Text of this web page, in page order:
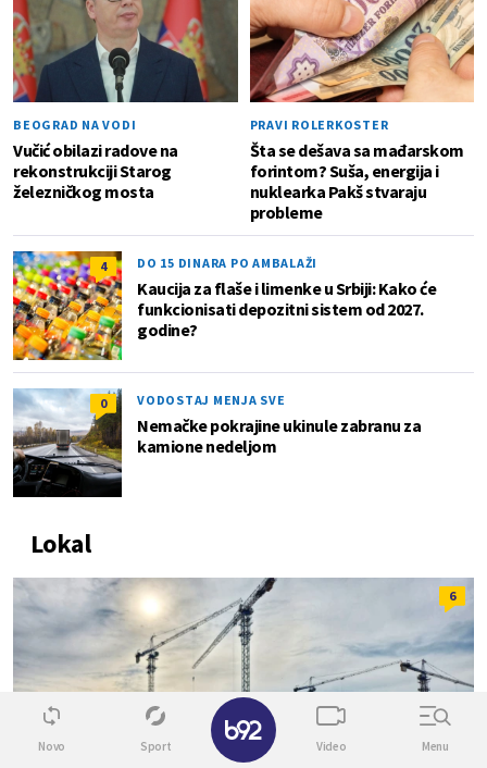
BEOGRAD NA VODI
Vučić obilazi radove na
rekonstrukciji Starog
železničkog mosta
PRAVI ROLERKOSTER
Šta se dešava sa mađarskom
forintom? Suša, energija i
nuklearka Pakš stvaraju
probleme
4 DO 15 DINARA PO AMBALAŽI
Kaucija za flaše i limenke u Srbiji: Kako će
funkcionisati depozitni sistem od 2027.
godine?
0 VODOSTAJ MENJA SVE
Nemačke pokrajine ukinule zabranu za
kamione nedeljom
Lokal
6
Novo Sport Video Menu
✕